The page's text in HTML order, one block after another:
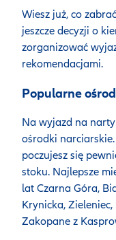
Wiesz już, co
jeszcze decyzji o
zorganizować
rekomendacjami.
Popularne
Na wyjazd na
ośrodki
poczujesz się
stoku. Najlepsze
lat Czarna Góra,
Krynicka,
Zakopane z